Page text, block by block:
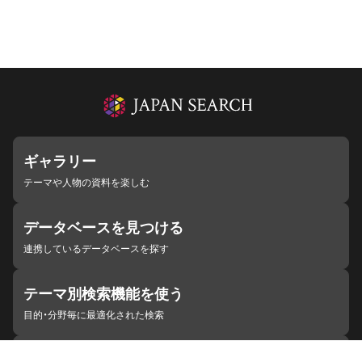
ギャラリー
テーマや人物の資料を楽しむ
データベースを見つける
連携しているデータベースを探す
テーマ別検索機能を使う
目的・分野毎に最適化された検索